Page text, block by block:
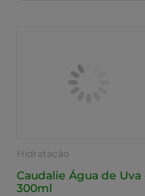
Hidratação
Caudalie Água de Uva
300ml